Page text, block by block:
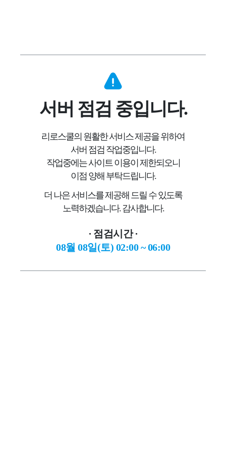
서버 점검 중입니다.
리로스쿨의 원활한 서비스 제공을 위하여
서버 점검 작업중입니다.
작업중에는 사이트 이용이 제한되오니
이점 양해 부탁드립니다.
더 나은 서비스를 제공해 드릴 수 있도록
노력하겠습니다.감사합니다.
∙ 점검시간∙
08월 08일(토) 02:00 ~ 06:00